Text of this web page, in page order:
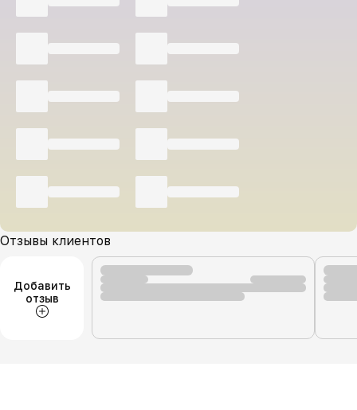
Отзывы клиентов
Добавить
отзыв